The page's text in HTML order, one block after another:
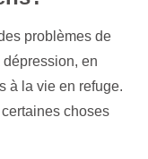
problèmes de
dépression, en
à la vie en refuge.
certaines choses